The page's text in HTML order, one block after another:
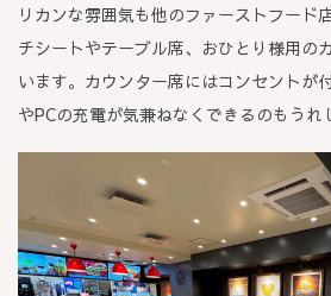
リカンな雰囲気も他のファーストフード
チシートやテーブル席、おひとり様用の
います。カウンター席にはコンセントが
やPCの充電が気兼ねなくできるのもうれ